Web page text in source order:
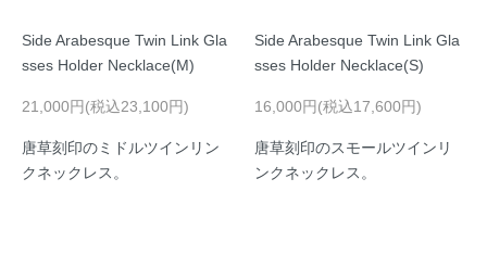
Side Arabesque Twin Link Gla
sses Holder Necklace(M)
21,000円(税込23,100円)
唐草刻印のミドルツインリン
クネックレス。
Side Arabesque Twin Link Gla
sses Holder Necklace(S)
16,000円(税込17,600円)
唐草刻印のスモールツインリ
ンクネックレス。